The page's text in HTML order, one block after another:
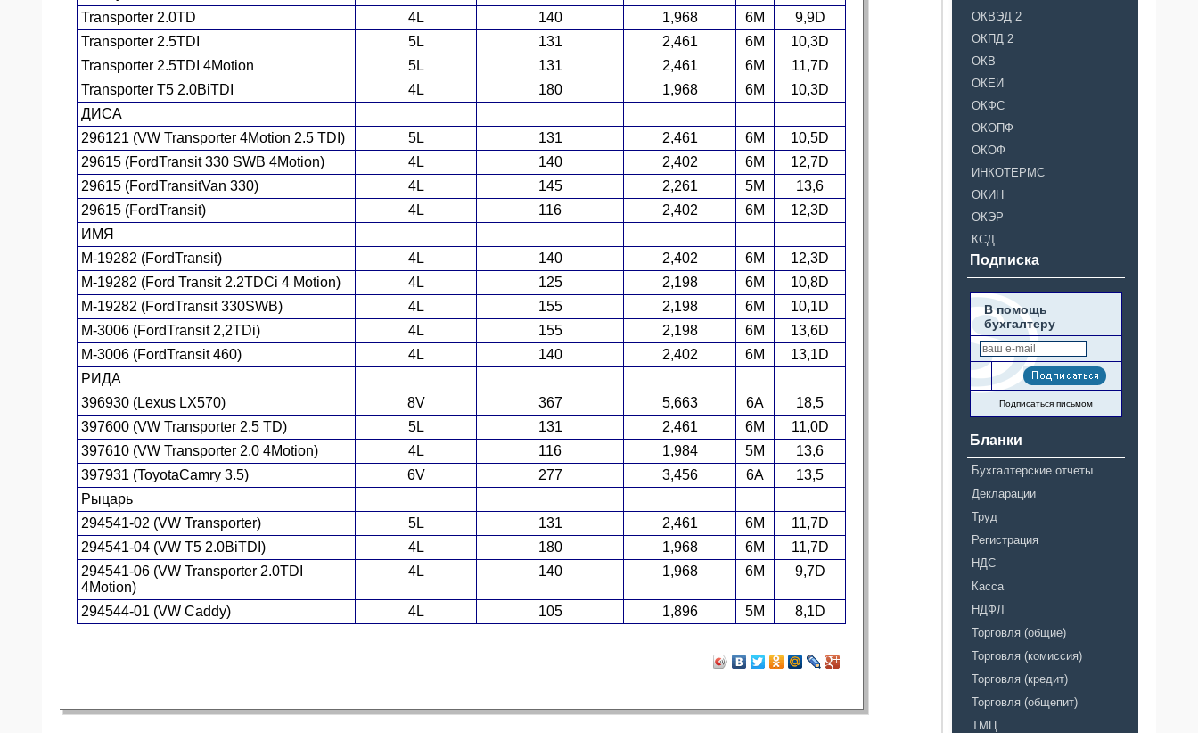
Transporter 2.0TD
4L 140 1,968 6M
9,9D
Transporter 2.5TDI
5L 131 2,461 6M
10,3D
Transporter 2.5TDI 4Motion
5L 131 2,461 6M
11,7D
Transporter T5 2.0BiTDI
4L 180 1,968 6M
10,3D
ДИСА
296121 (VW Transporter 4Motion 2.5 TDI)
5L 131 2,461 6M
10,5D
29615 (FordTransit 330 SWB 4Motion)
4L 140 2,402 6M
12,7D
29615 (FordTransitVan 330)
4L 145 2,261 5M
13,6
29615 (FordTransit)
4L 116 2,402 6M
12,3D
ИМЯ
M-19282 (FordTransit)
4L 140 2,402 6M
12,3D
M-19282 (Ford Transit 2.2TDCi 4 Motion)
4L 125 2,198 6M
10,8D
M-19282 (FordTransit 330SWB)
4L 155 2,198 6M
10,1D
M-3006 (FordTransit 2,2TDi)
4L 155 2,198 6M
13,6D
M-3006 (FordTransit 460)
4L 140 2,402 6M
13,1D
РИДА
396930 (Lexus LX570)
8V 367 5,663 6A
18,5
397600 (VW Transporter 2.5 TD)
5L 131 2,461 6M
11,0D
397610 (VW Transporter 2.0 4Motion)
4L 116 1,984 5M
13,6
397931 (ToyotaCamry 3.5)
6V 277 3,456 6A
13,5
Рыцарь
294541-02 (VW Transporter)
5L 131 2,461 6M
11,7D
294541-04 (VW Т5 2.0BiTDI)
4L 180 1,968 6M
11,7D
294541-06 (VW Transporter 2.0TDI
4Motion)
4L 140 1,968 6M 9,7D
294544-01 (VW Caddy) 4L 105 1,896 5M 8,1D
ОКВЭД 2
ОКПД 2
ОКВ
ОКЕИ
ОКФС
ОКОПФ
ОКОФ
ИНКОТЕРМС
ОКИН
ОКЭР
КСД
Подписка
В помощь
бухгалтеру
Подписаться письмом
Бланки
Бухгалтерские отчеты
Декларации
Труд
Регистрация
НДС
Касса
НДФЛ
Торговля (общие)
Торговля (комиссия)
Торговля (кредит)
Торговля (общепит)
ТМЦ